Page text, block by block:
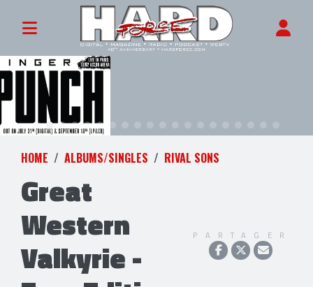
HOME ALBUMS/SINGLES RIVAL SONS
Great
Western
Valkyrie -
PARTAGER